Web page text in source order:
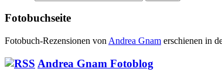
Fotobuchseite
Fotobuch-Rezensionen von Andrea Gnam erschienen in
Andrea Gnam Fotoblog